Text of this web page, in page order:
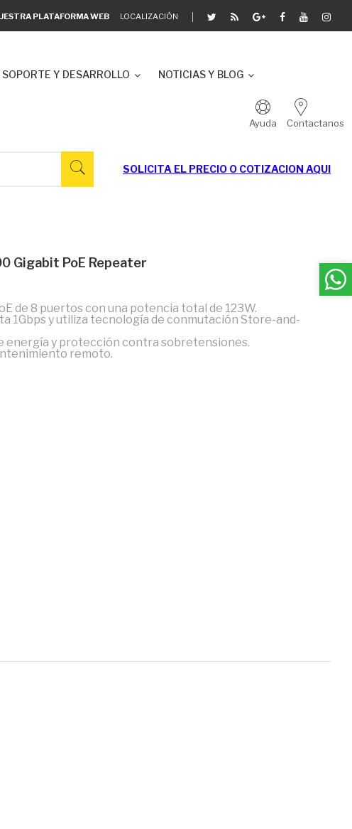
PLATAFORMA WEB LOCALIZACIÓN
SOPORTE Y DESARROLLO NOTICIAS Y BLOG
Ayuda Contactanos
SOLICITA EL PRECIO O COTIZACION AQUI
Gigabit PoE Repeater
de 8 puertos con una potencia total de 123W.
1Gbps y utiliza tecnología de conmutación Store-and-
energía y protección contra sobretensiones.
remoto.